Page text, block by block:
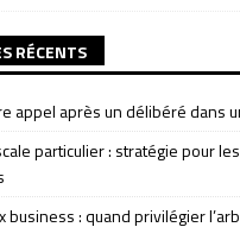
RÉCENTS
appel après un délibéré dans
particulier : stratégie pour
business : quand privilégier